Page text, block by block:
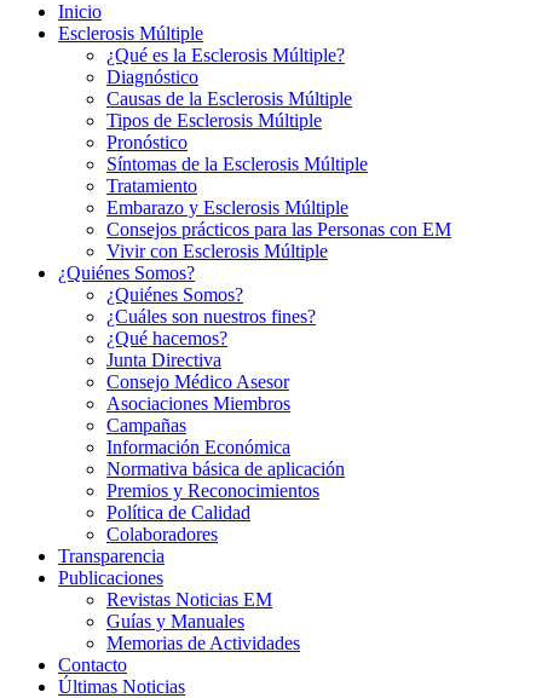
Inicio
Esclerosis Múltiple
¿Qué es la Esclerosis Múltiple?
Diagnóstico
Causas de la Esclerosis Múltiple
Tipos de Esclerosis Múltiple
Pronóstico
Síntomas de la Esclerosis Múltiple
Tratamiento
Embarazo y Esclerosis Múltiple
Consejos prácticos para las Personas con EM
Vivir con Esclerosis Múltiple
¿Quiénes Somos?
¿Quiénes Somos?
¿Cuáles son nuestros fines?
¿Qué hacemos?
Junta Directiva
Consejo Médico Asesor
Asociaciones Miembros
Campañas
Información Económica
Normativa básica de aplicación
Premios y Reconocimientos
Política de Calidad
Colaboradores
Transparencia
Publicaciones
Revistas Noticias EM
Guías y Manuales
Memorias de Actividades
Contacto
Últimas Noticias